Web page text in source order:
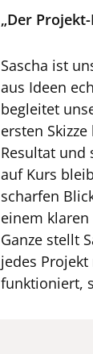
„Der
Sascha ist
aus Ideen
begleitet
ersten
Resultat und
auf Kurs
scharfen
einem
Ganze stellt
jedes
funktioniert,